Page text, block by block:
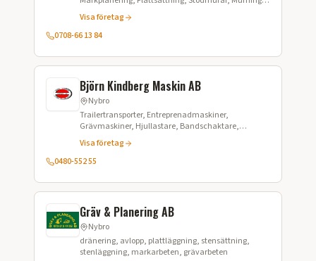
Renovering, Rivningsjobb, Snöröjning, Stenläggning
Visa företag
0708-66 13 84
Björn Kindberg Maskin AB
Nybro
Trailertransporter, Entreprenadmaskiner,
Grävmaskiner, Hjullastare, Bandschaktare,
Markarbeten
Visa företag
0480-552 55
Gräv & Planering AB
Nybro
dränering, avlopp, plattläggning, stensättning,
stenläggning, markarbeten, grävarbeten